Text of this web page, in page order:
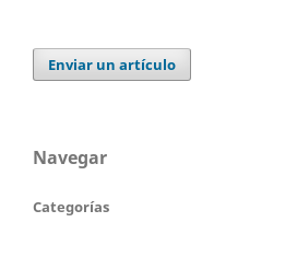
Enviar un artículo
Navegar
Categorías